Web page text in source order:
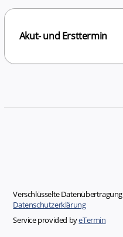
Akut- und Ersttermin
Service provided byeTermin
Verschlüsselte Datenübertragung
Datenschutzerklärung